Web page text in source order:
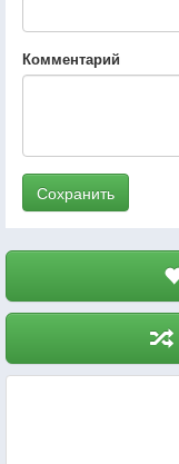
Комментарий
Сохранить